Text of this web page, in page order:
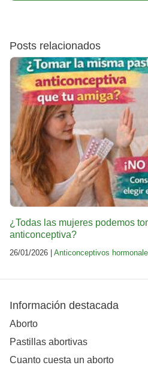
Posts relacionados
¿Todas las mujeres podemos
anticonceptiva?
26/01/2026 | Anticonceptivos
Información destacada
Aborto
Pastillas abortivas
Cuanto cuesta un aborto